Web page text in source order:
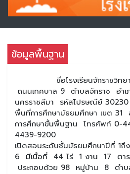
ข้อมูลพื้นฐาน
ชื่อโรงเรียนจักราชวิทยา
ถนนเทศบาล 9 ตำบลจักราช อำเ
นครราชสีมา รหัสไปรษณีย์
พื้นที่การศึกษามัธยมศึกษา เขต 31
การศึกษาขั้นพื้นฐาน โทรศัพท์ 0-
4439-9200
เปิดสอนระดับชั้นมัธยมศึกษาปีที่ 1ถึ
6 มีเนื้อที่ 44 ไร่ 1 งาน 17 ตาร
ประกอบด้วย 98 หมู่บ้าน 8 ตำ